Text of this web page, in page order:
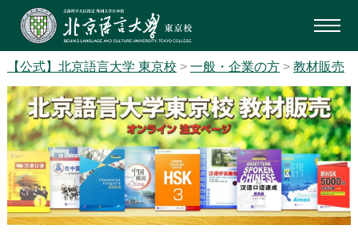
【公式】北京語言大学 東京校 > 一般・企業の方 > 教材販売